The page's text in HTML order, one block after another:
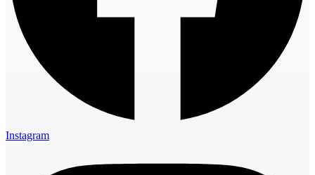
Instagram